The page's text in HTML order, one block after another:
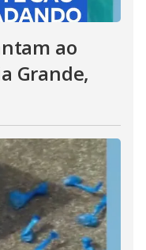
ao
Grande,